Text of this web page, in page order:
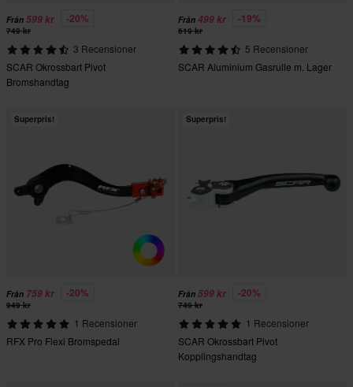
Från 599 kr -20%
749 kr
3 Recensioner
SCAR Okrossbart Pivot
Bromshandtag
Från 499 kr -19%
619 kr
5 Recensioner
SCAR Aluminium Gasrulle m. Lager
Superpris!
Från 759 kr -20%
949 kr
1 Recensioner
RFX Pro Flexi Bromspedal
Superpris!
Från 599 kr -20%
749 kr
1 Recensioner
SCAR Okrossbart Pivot
Kopplingshandtag